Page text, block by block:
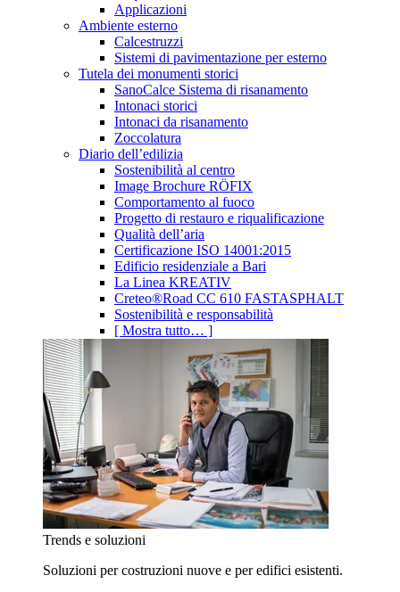
Applicazioni
Ambiente esterno
Calcestruzzi
Sistemi di pavimentazione per esterno
Tutela dei monumenti storici
SanoCalce Sistema di risanamento
Intonaci storici
Intonaci da risanamento
Zoccolatura
Diario dell’edilizia
Sostenibilità al centro
Image Brochure RÖFIX
Comportamento al fuoco
Progetto di restauro e riqualificazione
Qualità dell’aria
Certificazione ISO 14001:2015
Edificio residenziale a Bari
La Linea KREATIV
Creteo®Road CC 610 FASTASPHALT
Sostenibilità e responsabilità
[ Mostra tutto… ]
Trends e soluzioni
Soluzioni per costruzioni nuove e per edifici esistenti.